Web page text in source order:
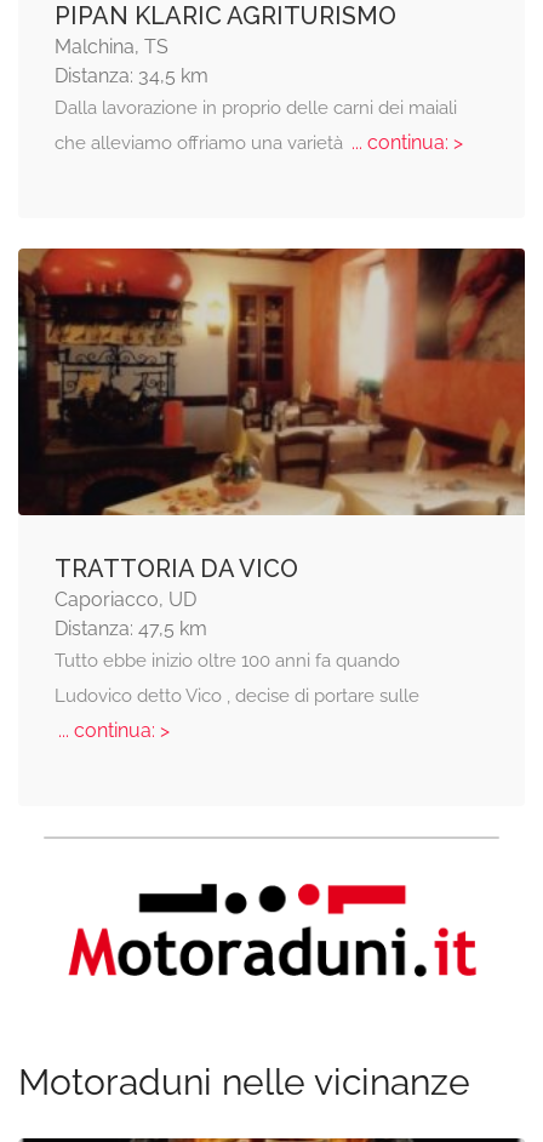
PIPAN KLARIC AGRITURISMO
Malchina, TS
Distanza: 34,5 km
Dalla lavorazione in proprio delle carni dei maiali
che alleviamo offriamo una varietà... continua: >
TRATTORIA DA VICO
Caporiacco, UD
Distanza: 47,5 km
Tutto ebbe inizio oltre 100 anni fa quando
Ludovico detto Vico , decise di portare sulle
... continua: >
Motoraduni nelle vicinanze